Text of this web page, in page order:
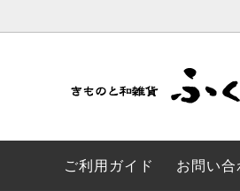
草履・足袋
成人式 振袖
ご利用ガイド お問い合